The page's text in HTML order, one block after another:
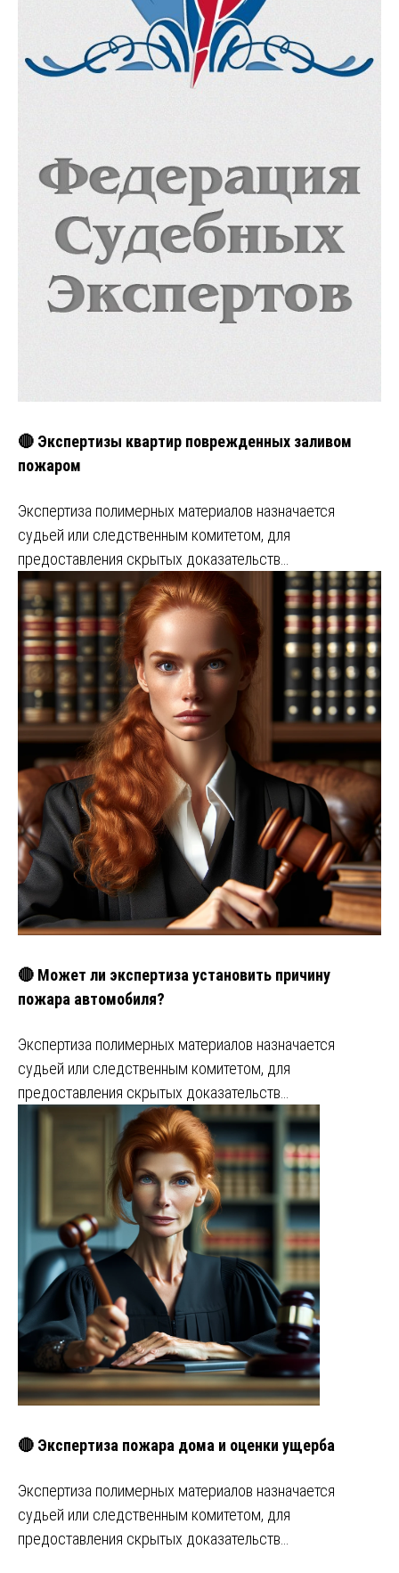
🔴 Экспертизы квартир поврежденных заливом
пожаром
Экспертиза полимерных материалов назначается
судьей или следственным комитетом, для
предоставления скрытых доказательств…
🔴 Может ли экспертиза установить причину
пожара автомобиля?
Экспертиза полимерных материалов назначается
судьей или следственным комитетом, для
предоставления скрытых доказательств…
🔴 Экспертиза пожара дома и оценки ущерба
Экспертиза полимерных материалов назначается
судьей или следственным комитетом, для
предоставления скрытых доказательств…